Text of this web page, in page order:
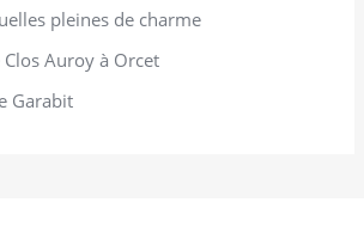
pleines de charme
Clos Auroy à Orcet
Garabit